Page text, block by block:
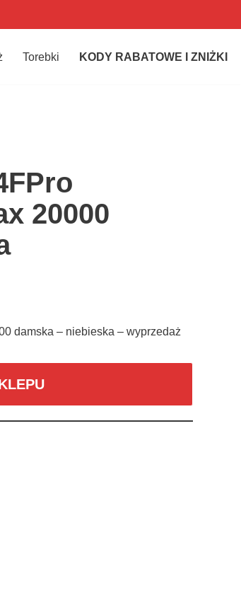
Torebki KODY RABATOWE I ZNIŻKI
20000
damska – niebieska – wyprzedaż